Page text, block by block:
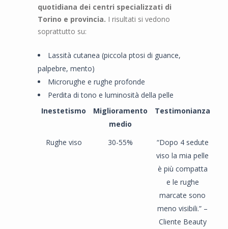
quotidiana dei centri specializzati di
Torino e provincia. I risultati si vedono
soprattutto su:
Lassità cutanea (piccola ptosi di guance,
palpebre, mento)
Microrughe e rughe profonde
Perdita di tono e luminosità della pelle
Inestetismo
Miglioramento
medio
Testimonianza
Rughe viso 30-55%
“Dopo 4 sedute
viso la mia pelle
è più compatta
e le rughe
marcate sono
meno visibili.” –
Cliente Beauty